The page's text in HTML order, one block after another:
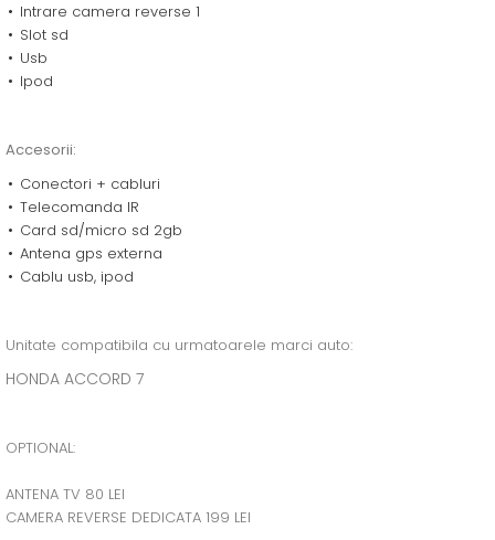
Intrare camera reverse 1
Slot sd
Usb
Ipod
Accesorii:
Conectori + cabluri
Telecomanda IR
Card sd/micro sd 2gb
Antena gps externa
Cablu usb, ipod
Unitate compatibila cu urmatoarele marci auto:
HONDA ACCORD 7
OPTIONAL:
ANTENA TV 80 LEI
CAMERA REVERSE DEDICATA 199 LEI